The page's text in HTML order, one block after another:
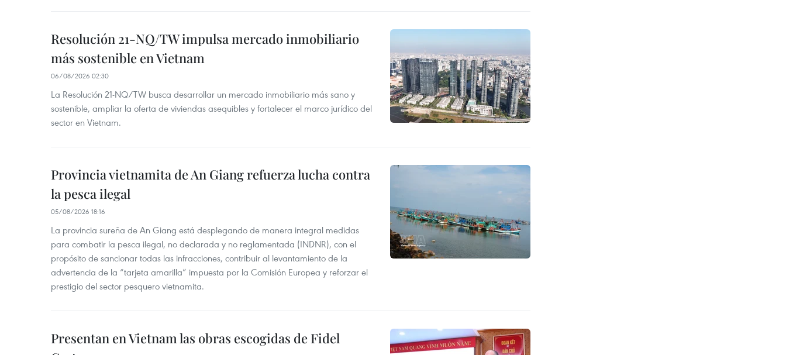
Resolución 21-NQ/TW impulsa mercado inmobiliario
más sostenible en Vietnam
06/08/2026 02:30
La Resolución 21-NQ/TW busca desarrollar un mercado inmobiliario más sano y
sostenible, ampliar la oferta de viviendas asequibles y fortalecer el marco jurídico del
sector en Vietnam.
Provincia vietnamita de An Giang refuerza lucha contra
la pesca ilegal
05/08/2026 18:16
La provincia sureña de An Giang está desplegando de manera integral medidas
para combatir la pesca ilegal, no declarada y no reglamentada (INDNR), con el
propósito de sancionar todas las infracciones, contribuir al levantamiento de la
advertencia de la “tarjeta amarilla” impuesta por la Comisión Europea y reforzar el
prestigio del sector pesquero vietnamita.
Presentan en Vietnam las obras escogidas de Fidel